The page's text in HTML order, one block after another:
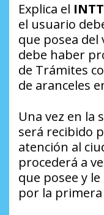
Explica el INTT
el usuario
que posea
debe haber
de Trámites
de aranceles
Una vez en la
será recibido
atención al
procederá a
que posee y
por la